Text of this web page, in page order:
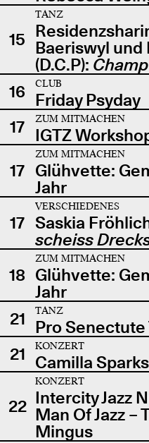
15
TANZ
Baeriswyl und
(D.C.P): Champ
16
CLUB
Friday Psyday
17
ZUM MITMACHEN
IGTZ
17
ZUM MITMACHEN
Glühvette:
Jahr
17
VERSCHIEDENES
Saskia
scheiss
18
ZUM MITMACHEN
Glühvette:
Jahr
21
TANZ
Pro
21
KONZERT
Camilla
22
KONZERT
Intercity Jazz
Man Of Jazz –
Mingus